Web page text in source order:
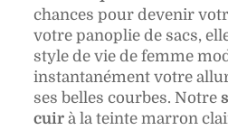
chances pour devenir
votre panoplie de sacs,
style de vie de femme
instantanément votre
ses belles courbes. Notre
cuir à la teinte marron